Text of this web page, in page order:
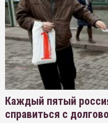
Каждый пятый
справиться с